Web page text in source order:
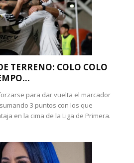
TERRENO: COLO COLO
para dar vuelta el marcador
3 puntos con los que
en la cima de la Liga de Primera.